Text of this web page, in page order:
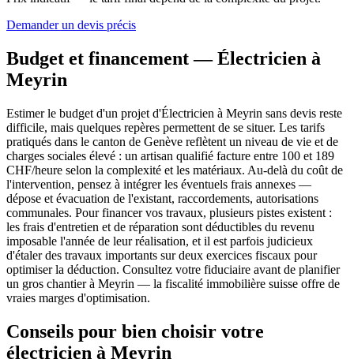
Demander un devis précis
Budget et financement — Électricien à
Meyrin
Estimer le budget d'un projet d'Électricien à Meyrin sans devis reste
difficile, mais quelques repères permettent de se situer. Les tarifs
pratiqués dans le canton de Genève reflètent un niveau de vie et de
charges sociales élevé : un artisan qualifié facture entre 100 et 189
CHF/heure selon la complexité et les matériaux. Au-delà du coût de
l'intervention, pensez à intégrer les éventuels frais annexes —
dépose et évacuation de l'existant, raccordements, autorisations
communales. Pour financer vos travaux, plusieurs pistes existent :
les frais d'entretien et de réparation sont déductibles du revenu
imposable l'année de leur réalisation, et il est parfois judicieux
d'étaler des travaux importants sur deux exercices fiscaux pour
optimiser la déduction. Consultez votre fiduciaire avant de planifier
un gros chantier à Meyrin — la fiscalité immobilière suisse offre de
vraies marges d'optimisation.
Conseils pour bien choisir votre
électricien à Meyrin